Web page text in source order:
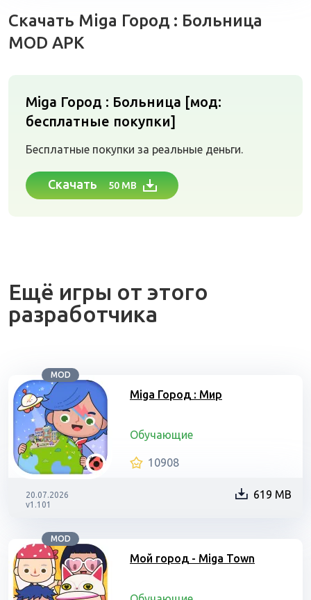
Скачать Miga Город : Больница
MOD APK
Miga Город : Больница [мод:
бесплатные покупки]
Бесплатные покупки за реальные деньги.
Скачать 50 MB
Ещё игры от этого
разработчика
MOD
Miga Город : Мир
Обучающие
10908
20.07.2026
v1.101
619 MB
MOD
Мой город - Miga Town